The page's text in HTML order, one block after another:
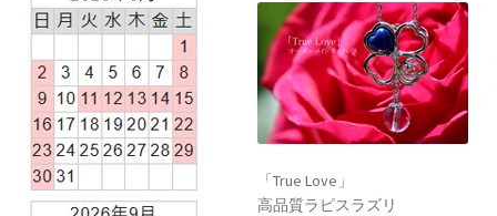
「True Love」
高品質ラピスラズリ